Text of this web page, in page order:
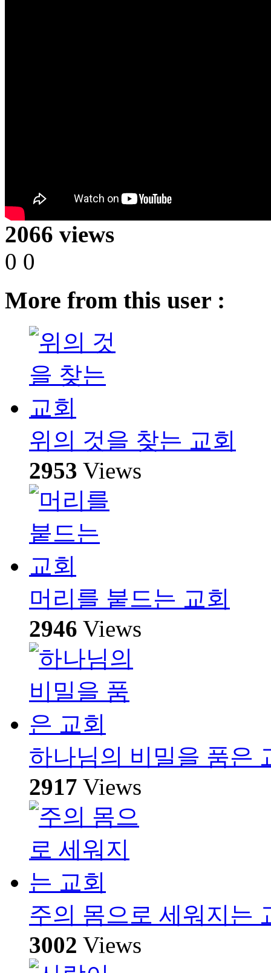
2066 views
0 0
More from this user :
위의 것을 찾는 교회
2953 Views
머리를 붙드는 교회
2946 Views
하나님의 비밀을 품은
2917 Views
주의 몸으로 세워지는
3002 Views